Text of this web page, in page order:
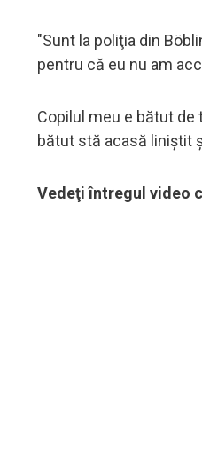
"Sunt la poliţia din
pentru că eu nu am
Copilul meu e bătut de
bătut stă acasă liniştit
Vedeţi întregul video